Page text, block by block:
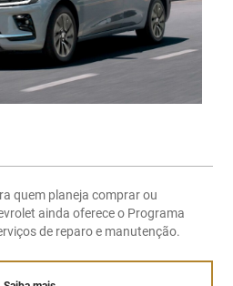
quem planeja comprar ou
ainda oferece o Programa
de reparo e manutenção.